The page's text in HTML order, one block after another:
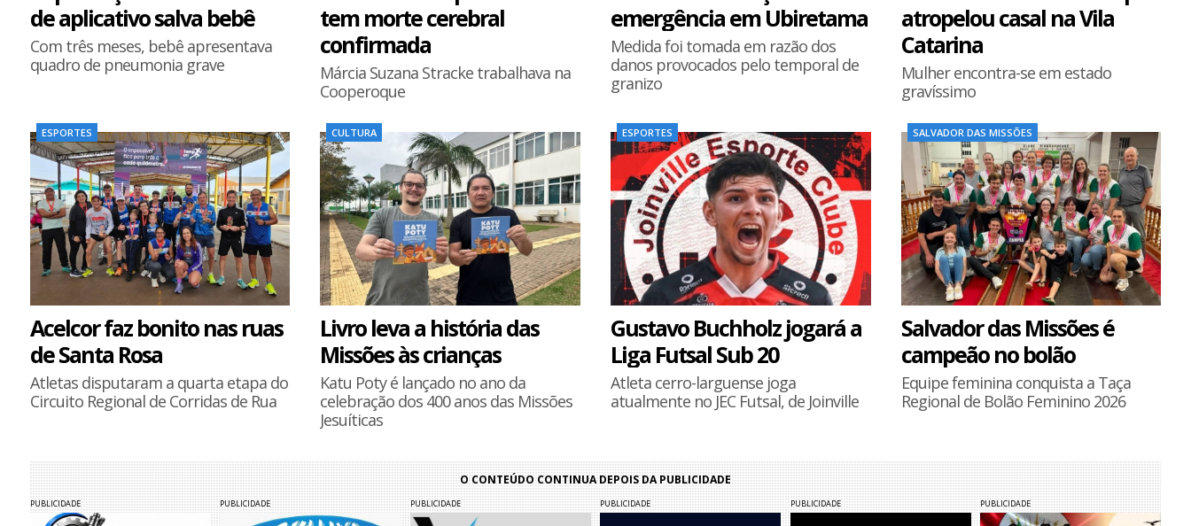
de aplicativo salva bebê
Com três meses, bebê apresentava
quadro de pneumonia grave
tem morte cerebral
confirmada
Márcia Suzana Stracke trabalhava na
Cooperoque
emergência em Ubiretama
Medida foi tomada em razão dos
danos provocados pelo temporal de
granizo
atropelou casal na Vila
Catarina
Mulher encontra-se em estado
gravíssimo
ESPORTES
Acelcor faz bonito nas ruas
de Santa Rosa
Atletas disputaram a quarta etapa do
Circuito Regional de Corridas de Rua
CULTURA
Livro leva a história das
Missões às crianças
Katu Poty é lançado no ano da
celebração dos 400 anos das Missões
Jesuíticas
ESPORTES
Gustavo Buchholz jogará a
Liga Futsal Sub 20
Atleta cerro-larguense joga
atualmente no JEC Futsal, de Joinville
SALVADOR DAS MISSÕES
Salvador das Missões é
campeão no bolão
Equipe feminina conquista a Taça
Regional de Bolão Feminino 2026
O CONTEÚDO CONTINUA DEPOIS DA PUBLICIDADE
PUBLICIDADE PUBLICIDADE PUBLICIDADE PUBLICIDADE PUBLICIDADE PUBLICIDADE